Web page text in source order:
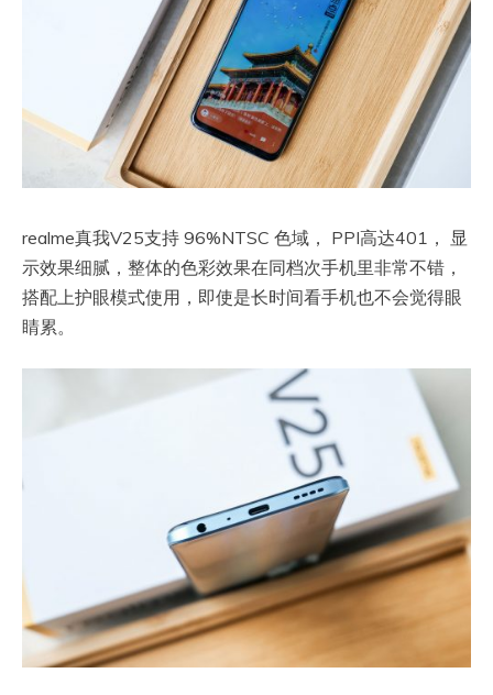
realme真我V25支持 96%NTSC 色域， PPI高达401， 显
示效果细腻，整体的色彩效果在同档次手机里非常不错，
搭配上护眼模式使用，即使是长时间看手机也不会觉得眼
睛累。